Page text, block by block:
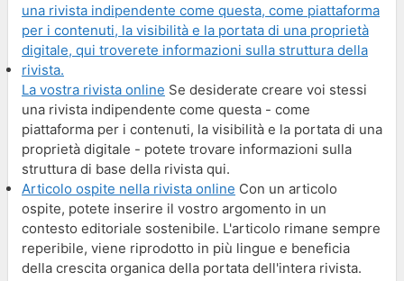
La vostra rivista online Se desiderate creare voi stessi
una rivista indipendente come questa - come
piattaforma per i contenuti, la visibilità e la portata di una
proprietà digitale - potete trovare informazioni sulla
struttura di base della rivista qui.
Articolo ospite nella rivista online Con un articolo
ospite, potete inserire il vostro argomento in un
contesto editoriale sostenibile. L'articolo rimane sempre
reperibile, viene riprodotto in più lingue e beneficia
della crescita organica della portata dell'intera rivista.